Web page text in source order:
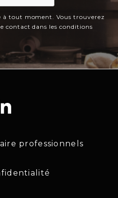
à tout moment. Vous trouverez
contact dans les conditions
professionnels